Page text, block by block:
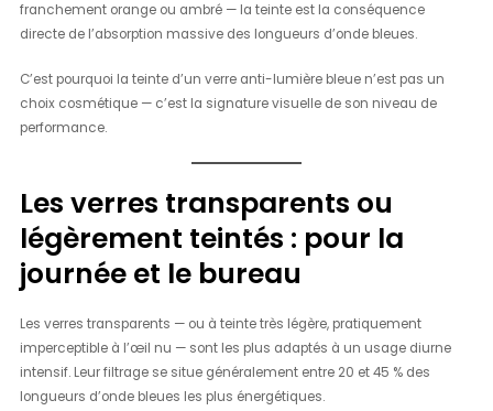
franchement orange ou ambré — la teinte est la conséquence
directe de l’absorption massive des longueurs d’onde bleues.
C’est pourquoi la teinte d’un verre anti-lumière bleue n’est pas un
choix cosmétique — c’est la signature visuelle de son niveau de
performance.
Les verres transparents ou
légèrement teintés : pour la
journée et le bureau
Les verres transparents — ou à teinte très légère, pratiquement
imperceptible à l’œil nu — sont les plus adaptés à un usage diurne
intensif. Leur filtrage se situe généralement entre 20 et 45 % des
longueurs d’onde bleues les plus énergétiques.